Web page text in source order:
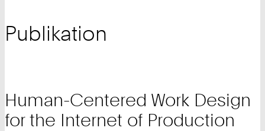
Publikation
Human-Centered Work Design
for the Internet of Production